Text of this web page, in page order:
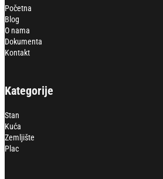
Početna
Blog
O nama
Dokumenta
Kontakt
Kategorije
Stan
Kuća
Zemljište
Plac